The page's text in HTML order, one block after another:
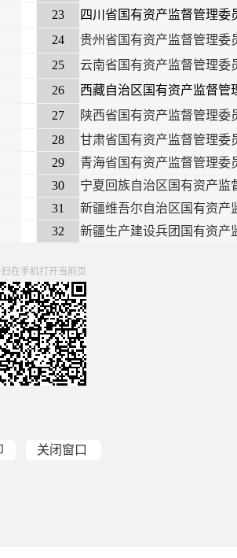
23
四川省国有资产监督管理委
24
贵州省国有资产监督管理委
25
云南省国有资产监督管理委
26
西藏自治区国有资产监督管
27
陕西省国有资产监督管理委
28
甘肃省国有资产监督管理委
29
青海省国有资产监督管理委
30
宁夏回族自治区国有资产监
31
新疆维吾尔自治区国有资产
32 新疆生产建设兵团国有资产
扫在手机打开当前页
关闭窗口